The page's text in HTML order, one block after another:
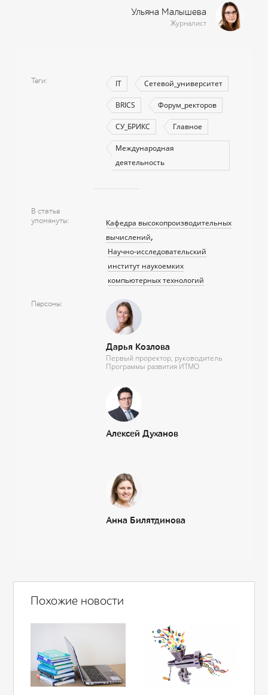
Ульяна Малышева
Журналист
Теги IT Сетевой_университет
BRICS Форум_ректоров
СУ_БРИКС Главное
Международная
деятельность
В статье
упомянуты
Кафедра высокопроизводительных
вычислений
Научно-исследовательский
институт наукоемких
компьютерных технологий
Персоны
Дарья Козлова
Первый проректор, руководитель
Программы развития ИТМО
Алексей Духанов
Анна Билятдинова
Похожие новости